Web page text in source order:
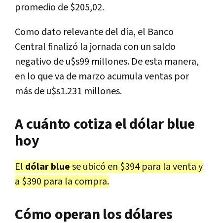
promedio de $205,02.
Como dato relevante del día, el Banco
Central finalizó la jornada con un saldo
negativo de u$s99 millones. De esta manera,
en lo que va de marzo acumula ventas por
más de u$s1.231 millones.
A cuánto cotiza el dólar blue
hoy
El dólar bluese ubicó en $394 para la venta y
a $390 para la compra.
Cómo operan los dólares